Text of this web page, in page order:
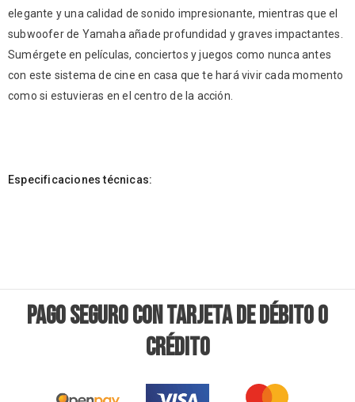
elegante y una calidad de sonido impresionante, mientras que el
subwoofer de Yamaha añade profundidad y graves impactantes.
Sumérgete en películas, conciertos y juegos como nunca antes
con este sistema de cine en casa que te hará vivir cada momento
como si estuvieras en el centro de la acción.
Especificaciones técnicas:
PAGO SEGURO CON TARJETA DE DÉBITO O
CRÉDITO